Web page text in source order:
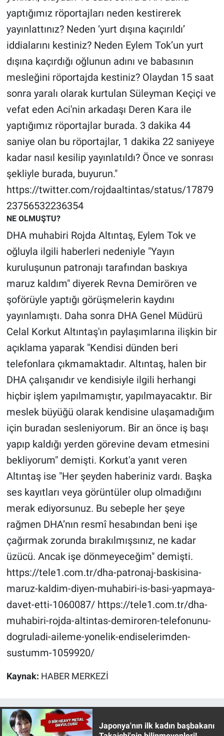
yaptığımız röportajları neden kestirerek
yayınlattınız? Neden ‘yurt dışına kaçırıldı’
iddialarını kestiniz? Neden Eylem Tok’un yurt
dışına kaçırdığı oğlunun adını ve babasının
mesleğini röportajda kestiniz? Olaydan 15 saat
sonra yaralı olarak kurtulan Süleyman Keçiçi ve
vefat eden Aci'nin arkadaşı Deren Kara ile
yaptığımız röportajlar burada. 3 dakika 44
saniye olan bu röportajlar, 1 dakika 22 saniyeye
kadar nasıl kesilip yayınlatıldı? Önce ve sonrası
şekliyle burada, buyurun."
https://twitter.com/rojdaaltintas/status/17879
23756532236354
NE OLMUŞTU?
DHA muhabiri Rojda Altıntaş, Eylem Tok ve
oğluyla ilgili haberleri nedeniyle "Yayın
kuruluşunun patronajı tarafından baskıya
maruz kaldım" diyerek Revna Demirören ve
şoförüyle yaptığı görüşmelerin kaydını
yayınlamıştı. Daha sonra DHA Genel Müdürü
Celal Korkut Altıntaş'ın paylaşımlarına ilişkin bir
açıklama yaparak "Kendisi dünden beri
telefonlara çıkmamaktadır. Altıntaş, halen bir
DHA çalışanıdır ve kendisiyle ilgili herhangi
hiçbir işlem yapılmamıştır, yapılmayacaktır. Bir
meslek büyüğü olarak kendisine ulaşamadığım
için buradan sesleniyorum. Bir an önce iş başı
yapıp kaldığı yerden görevine devam etmesini
bekliyorum" demişti. Korkut'a yanıt veren
Altıntaş ise "Her şeyden haberiniz vardı. Başka
ses kayıtları veya görüntüler olup olmadığını
merak ediyorsunuz. Bu sebeple her şeye
rağmen DHA’nın resmî hesabından beni işe
çağırmak zorunda bırakılmışsınız, ne kadar
üzücü. Ancak işe dönmeyeceğim" demişti.
https://tele1.com.tr/dha-patronaj-baskisina-
maruz-kaldim-diyen-muhabiri-is-basi-yapmaya-
davet-etti-1060087/ https://tele1.com.tr/dha-
muhabiri-rojda-altintas-demiroren-telefonunu-
dogruladi-aileme-yonelik-endiselerimden-
sustumm-1059920/
Kaynak: HABER MERKEZİ
Japonya'nın ilk kadın başbakanı
Türkiye'nin Gündemi
Yerel Gündem
Yerel Yaşam
Canlı Yayın